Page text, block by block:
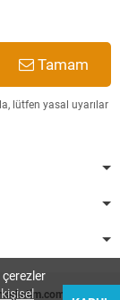
Tamam
lütfen yasal uyarılar